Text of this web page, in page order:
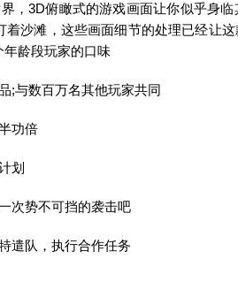
，3D俯瞰式的游戏画面让你似乎身
沙滩，这些画面细节的处理已经让
龄段玩家的口味
;与数百万名其他玩家共同
功倍
划
次势不可挡的袭击吧
遣队，执行合作任务